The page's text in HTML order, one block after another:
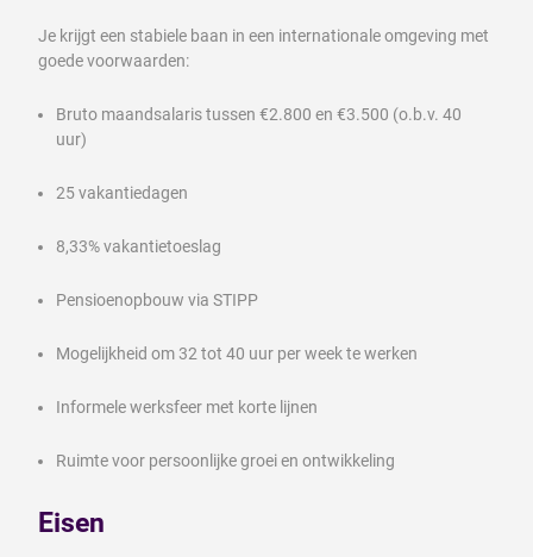
Je krijgt een stabiele baan in een internationale omgeving met
goede voorwaarden:
Bruto maandsalaris tussen €2.800 en €3.500 (o.b.v. 40
uur)
25 vakantiedagen
8,33% vakantietoeslag
Pensioenopbouw via STIPP
Mogelijkheid om 32 tot 40 uur per week te werken
Informele werksfeer met korte lijnen
Ruimte voor persoonlijke groei en ontwikkeling
Eisen